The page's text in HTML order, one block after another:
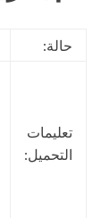
حالة:
تعليمات
التحميل: